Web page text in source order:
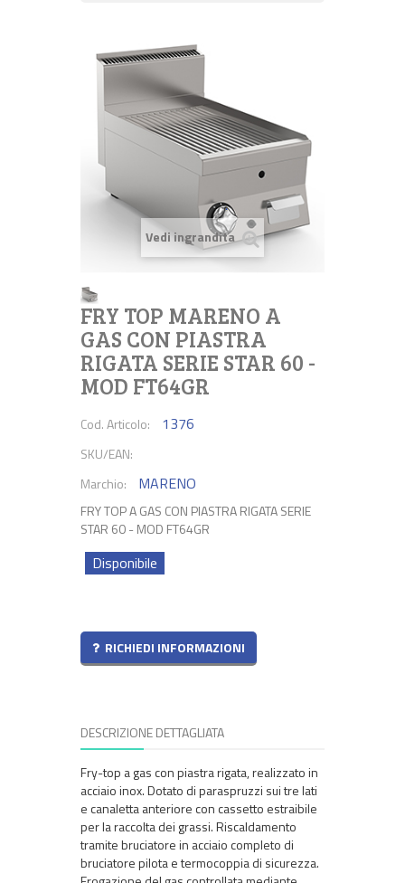
Vedi ingrandita
FRY TOP MARENO A
GAS CON PIASTRA
RIGATA SERIE STAR 60 -
MOD FT64GR
Cod. Articolo: 1376
SKU/EAN:
Marchio:
MARENO
FRY TOP A GAS CON PIASTRA RIGATA SERIE
STAR 60 - MOD FT64GR
Disponibile
RICHIEDI INFORMAZIONI
DESCRIZIONE DETTAGLIATA
Fry-top a gas con piastra rigata, realizzato in
acciaio inox. Dotato di paraspruzzi sui tre lati
e canaletta anteriore con cassetto estraibile
per la raccolta dei grassi. Riscaldamento
tramite bruciatore in acciaio completo di
bruciatore pilota e termocoppia di sicurezza.